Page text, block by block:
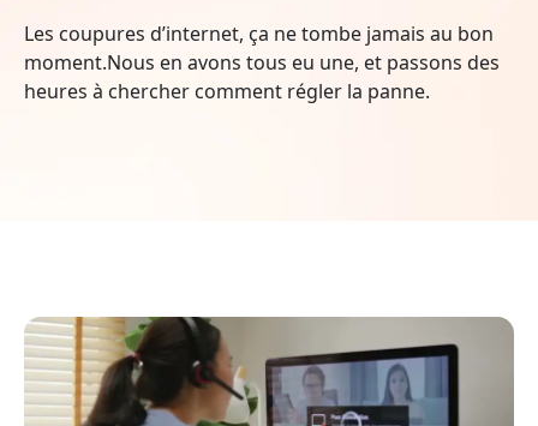
Les coupures d’internet, ça ne tombe jamais au bon
moment.Nous en avons tous eu une, et passons des
heures à chercher comment régler la panne.